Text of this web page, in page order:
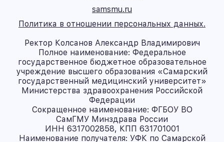
samsmu.ru
Политика в отношении персональных данных.
Ректор Колсанов Александр Владимирович
Полное наименование: Федеральное
государственное бюджетное образовательное
учреждение высшего образования «Самарский
государственный медицинский университет»
Министерства здравоохранения Российской
Федерации
Сокращенное наименование: ФГБОУ ВО
СамГМУ Минздрава России
ИНН 6317002858, КПП 631701001
Наименование получателя: УФК по Самарской